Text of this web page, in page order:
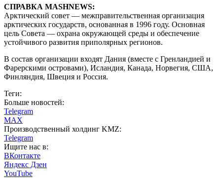
СПРАВКА MASHNEWS:
Арктический совет — межправительственная организация
арктических государств, основанная в 1996 году. Основная
цель Совета — охрана окружающей среды и обеспечение
устойчивого развития приполярных регионов.
В состав организации входят Дания (вместе с Гренландией и
Фарерскими островами), Исландия, Канада, Норвегия, США,
Финляндия, Швеция и Россия.
Теги:
Больше новостей:
Telegram
MAX
Производственный холдинг KMZ:
Telegram
Ищите нас в:
ВКонтакте
Яндекс Дзен
YouTube